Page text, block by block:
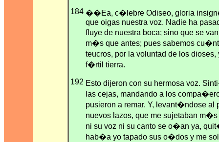
184 ��Ea, c�lebre Odiseo, gloria
que oigas nuestra voz. Nadie ha
fluye de nuestra boca; sino que se
m�s que antes; pues sabemos
teucros, por la voluntad de los
f�rtil tierra.
192 Esto dijeron con su hermosa voz.
las cejas, mandando a los
pusieron a remar. Y, levant�ndose
nuevos lazos, que me sujetaban
ni su voz ni su canto se o�an ya,
hab�a yo tapado sus o�dos y me